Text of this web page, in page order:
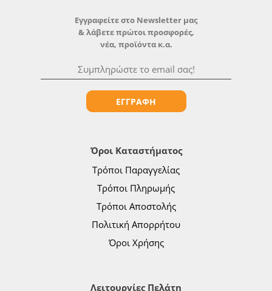
Όροι Καταστήματος
Τρόποι Παραγγελίας
Τρόποι Πληρωμής
Τρόποι Αποστολής
Πολιτική Απορρήτου
Όροι Χρήσης
Λειτουργίες Πελάτη
Εγγραφείτε στο Newsletter μας
& λάβετε πρώτοι προσφορές,
νέα, προϊόντα κ.α.
ΕΓΓΡΑΦΗ